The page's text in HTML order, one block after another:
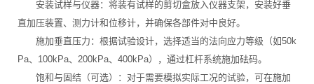
安装试样与仪器：将装有试样的剪切盒放入仪器支架，安装好垂
直加压装置、测力计和位移计，并确保各部件对中良好。
施加垂直压力：根据试验设计，选择适当的法向应力等级（如50k
Pa、100kPa、200kPa、400kPa），通过杠杆系统施加砝码。
饱和与固结（可选）：对于需要模拟实际工况的试验，可在施加